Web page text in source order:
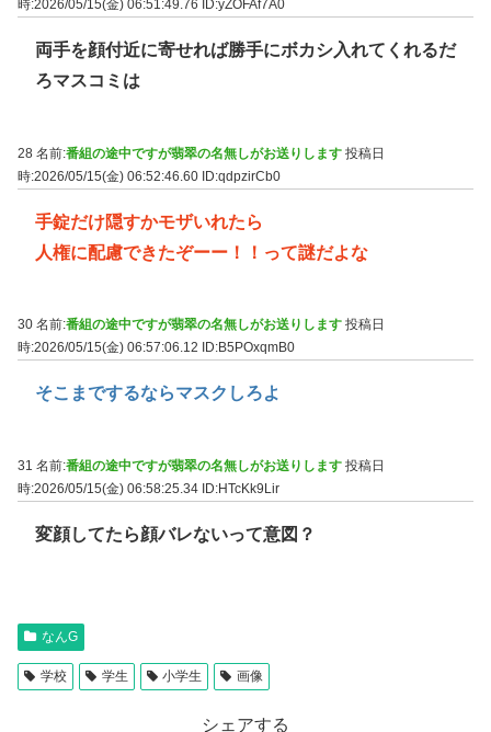
時:2026/05/15(金) 06:51:49.76
ID:yZOFAf7A0
両手を顔付近に寄せれば勝手にボカシ入れてくれるだ
ろマスコミは
28 名前:番組の途中ですが翡翠の名無しがお送りします 投稿日
時:2026/05/15(金) 06:52:46.60 ID:qdpzirCb0
手錠だけ隠すかモザいれたら
人権に配慮できたぞーー！！って謎だよな
30 名前:番組の途中ですが翡翠の名無しがお送りします 投稿日
時:2026/05/15(金) 06:57:06.12
ID:B5POxqmB0
そこまでするならマスクしろよ
31 名前:番組の途中ですが翡翠の名無しがお送りします 投稿日
時:2026/05/15(金) 06:58:25.34 ID:HTcKk9Lir
変顔してたら顔バレないって意図？
なんG
学校 学生 小学生 画像
シェアする